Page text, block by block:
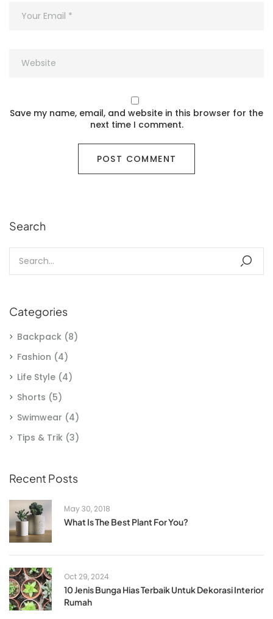
Search
Categories
Backpack (8)
Fashion (4)
Life Style (4)
Shorts (5)
Swimwear (4)
Tips & Trik (3)
Recent Posts
May 30, 2018
What Is The Best Plant For You?
Oct 29, 2024
10 Jenis Bunga Hias Terbaik Untuk Dekorasi Interior
Rumah
Save my name, email, and website in this browser for the
next time I comment.